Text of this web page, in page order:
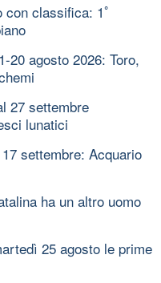
con classifica: 1ﾟ
20 agosto 2026: Toro,
27 settembre
lunatici
settembre: Acquario
ha un altro uomo
25 agosto le prime